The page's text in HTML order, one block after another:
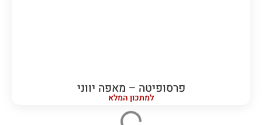
פרסופיטה – מאפה יווני
למתכון המלא